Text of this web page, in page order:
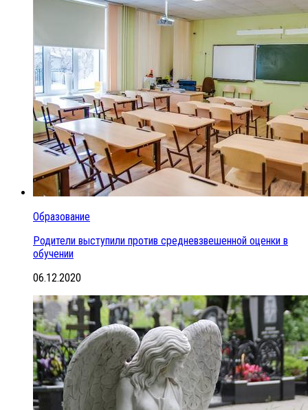
Образование
Родители выступили против средневзвешенной оценки в
обучении
06.12.2020